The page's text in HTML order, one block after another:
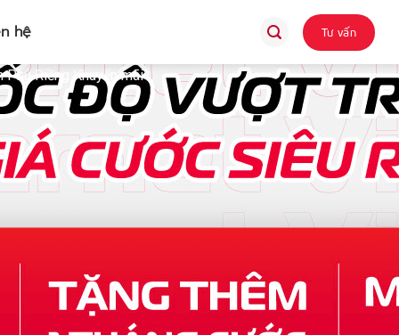
hệ Tư vấn
Riềng Khuyến mãi